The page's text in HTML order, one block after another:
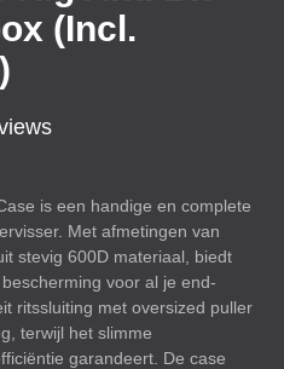
(Incl.
is een handige en complete
Met afmetingen van
stevig 600D materiaal, biedt
voor al je end-
ritssluiting met oversized puller
terwijl het slimme
garandeert. De case